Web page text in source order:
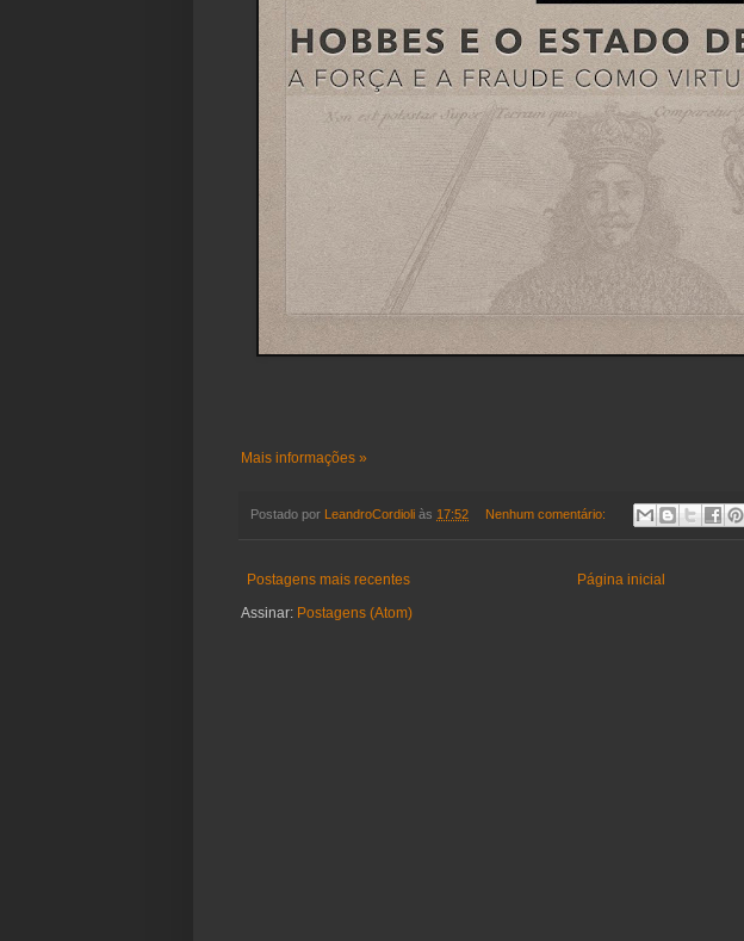
Mais informações »
Postado por LeandroCordioli às 17:52 Nenhum comentário:
Postagens mais recentes
Página inicial
Assinar: Postagens (Atom)